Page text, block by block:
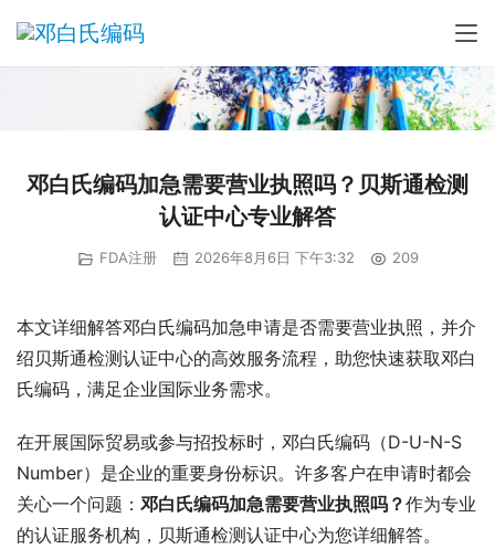
邓白氏编码加急需要营业执照吗？贝斯通检测
认证中心专业解答
FDA注册 2026年8月6日 下午3:32 209
本文详细解答邓白氏编码加急申请是否需要营业执照，并介
绍贝斯通检测认证中心的高效服务流程，助您快速获取邓白
氏编码，满足企业国际业务需求。
在开展国际贸易或参与招投标时，邓白氏编码（D-U-N-S
Number）是企业的重要身份标识。许多客户在申请时都会
关心一个问题： 邓白氏编码加急需要营业执照吗？作为专业
的认证服务机构，贝斯通检测认证中心为您详细解答。